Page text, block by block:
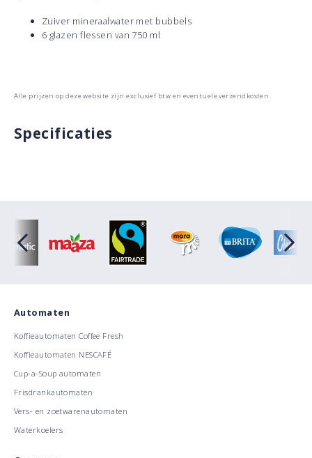
Zuiver mineraalwater met bubbels
6 glazen flessen van 750 ml
Alle prijzen op deze website zijn exclusief btw en eventuele verzendkosten.
Specificaties
Automaten
Koffieautomaten Coffee Fresh
Koffieautomaten NESCAFÉ
Cup-a-Soup automaten
Frisdrankautomaten
Vers- en zoetwarenautomaten
Waterkoelers